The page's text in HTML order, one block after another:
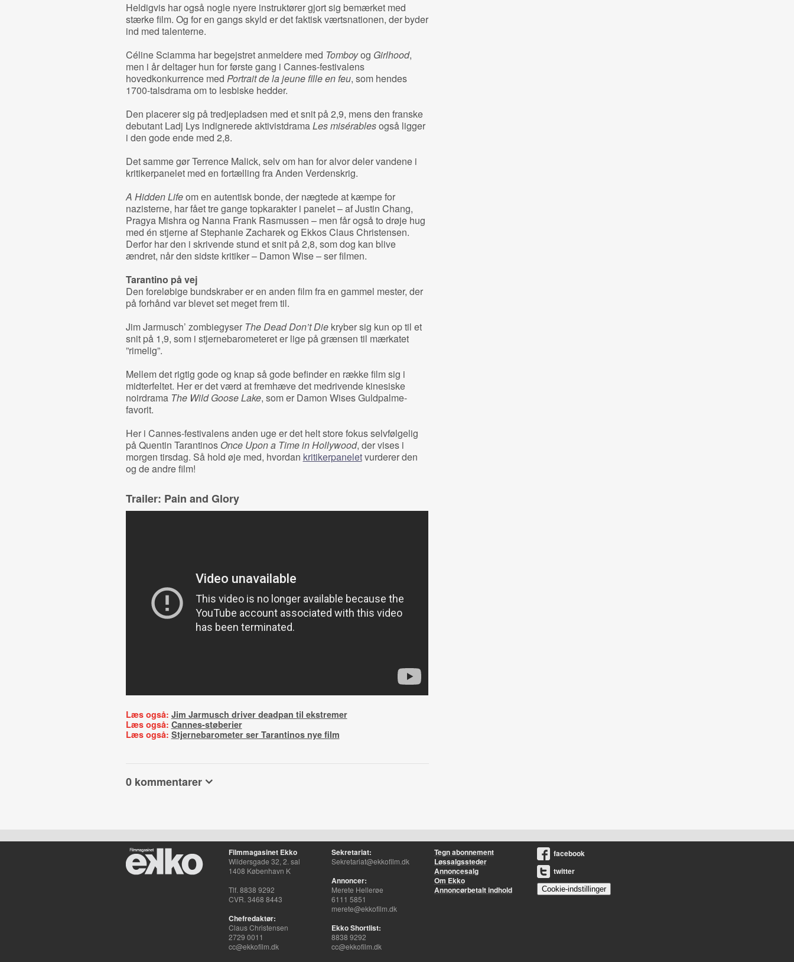
Heldigvis har også nogle nyere instruktører gjort sig bemærket med
stærke film. Og for en gangs skyld er det faktisk værtsnationen, der byder
ind med talenterne.
Céline Sciamma har begejstret anmeldere med Tomboyog Girlhood,
men i år deltager hun for første gang i Cannes-festivalens
hovedkonkurrence med Portrait de la jeune fille en feu, som hendes
1700-talsdrama om to lesbiske hedder.
Den placerer sig på tredjepladsen med et snit på 2,9, mens den franske
debutant Ladj Lys indignerede aktivistdramaLes misérablesogså ligger
i den gode ende med 2,8.
Det samme gør Terrence Malick, selv om han for alvor deler vandene i
kritikerpanelet med en fortælling fra Anden Verdenskrig.
A Hidden Lifeom en autentisk bonde, der nægtede at kæmpe for
nazisterne, har fået tre gange topkarakter i panelet – af Justin Chang,
Pragya Mishra og Nanna Frank Rasmussen – men får også to drøje hug
med én stjerne af Stephanie Zacharek og Ekkos Claus Christensen.
Derfor har den i skrivende stund et snit på 2,8, som dog kan blive
ændret, når den sidste kritiker – Damon Wise – ser filmen.
Tarantino på vej
Den foreløbige bundskraber er en anden film fra en gammel mester, der
på forhånd var blevet set meget frem til.
Jim Jarmusch’ zombiegyser The Dead Don’t Diekryber sig kun op til et
snit på 1,9, som i stjernebarometeret er lige på grænsen til mærkatet
”rimelig”.
Mellem det rigtig gode og knap så gode befinder en række film sig i
midterfeltet. Her er det værd at fremhæve det medrivende kinesiske
noirdrama The Wild Goose Lake, som er Damon Wises Guldpalme-
favorit.
Her i Cannes-festivalens anden uge er det helt store fokus selvfølgelig
på Quentin Tarantinos Once Upon a Time in Hollywood, der vises i
morgen tirsdag. Så hold øje med, hvordan kritikerpaneletvurderer den
og de andre film!
Trailer: Pain and Glory
Læs også: Jim Jarmusch driver deadpan til ekstremer
Læs også: Cannes-støberier
Læs også: Stjernebarometer ser Tarantinos nye film
0 kommentarer
Filmmagasinet Ekko
Wildersgade 32, 2. sal
1408 København K
Tlf. 8838 9292
CVR. 3468 8443
Chefredaktør:
Claus Christensen
2729 0011
cc@ekkofilm.dk
Sekretariat:
Sekretariat@ekkofilm.dk
Annoncer:
Merete Hellerøe
6111 5851
merete@ekkofilm.dk
Ekko Shortlist:
8838 9292
cc@ekkofilm.dk
Tegn abonnement
Løssalgssteder
Annoncesalg
Om Ekko
Annoncørbetalt indhold
facebook
twitter
Cookie-indstillinger